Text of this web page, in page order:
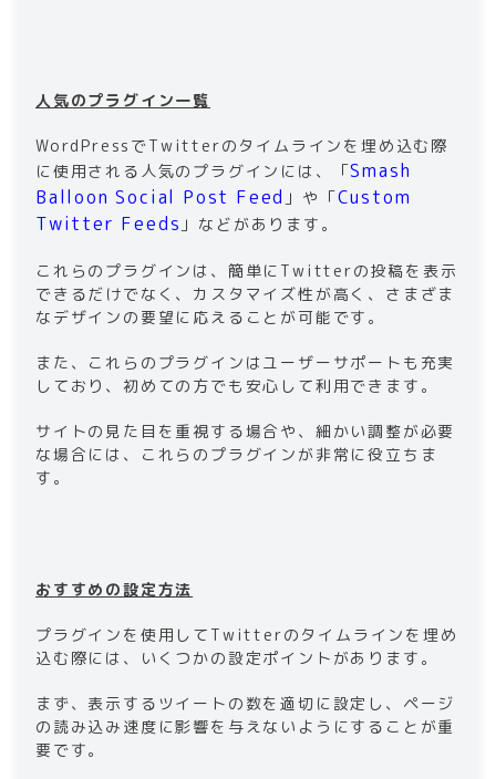
人気のプラグイン一覧
WordPressでTwitterのタイムラインを埋め込む際
に使用される人気のプラグインには、「Smash
Balloon Social Post Feed 」や「Custom
Twitter Feeds 」などがあります。
これらのプラグインは、簡単にTwitterの投稿を表示
できるだけでなく、カスタマイズ性が高く、さまざま
なデザインの要望に応えることが可能です。
また、これらのプラグインはユーザーサポートも充実
しており、初めての方でも安心して利用できます。
サイトの見た目を重視する場合や、細かい調整が必要
な場合には、これらのプラグインが非常に役立ちま
す。
おすすめの設定方法
プラグインを使用してTwitterのタイムラインを埋め
込む際には、いくつかの設定ポイントがあります。
まず、表示するツイートの数を適切に設定し、ページ
の読み込み速度に影響を与えないようにすることが重
要です。